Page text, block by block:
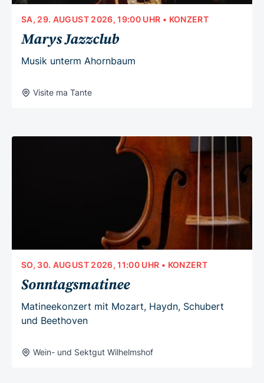
SA, 29. AUGUST 2026, 19:00 UHR • KONZERT
Marys Jazzclub
Musik unterm Ahornbaum
Visite ma Tante
SO, 30. AUGUST 2026, 11:00 UHR • KONZERT
Sonntagsmatinee
Matineekonzert mit Mozart, Haydn, Schubert
und Beethoven
Wein- und Sektgut Wilhelmshof